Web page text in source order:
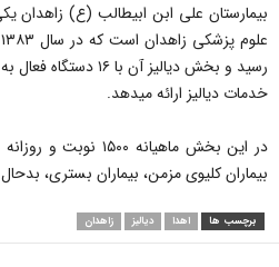
بیمارستان علی ابن ابیطالب (ع) زاهدان
خدمات دیالیز ارائه می‎دهد.
در این بخش ماهیانه
بیماران کلیوی مزمن، بیماران بستری،
برچسب ها اهدا دیالیز زاهدان